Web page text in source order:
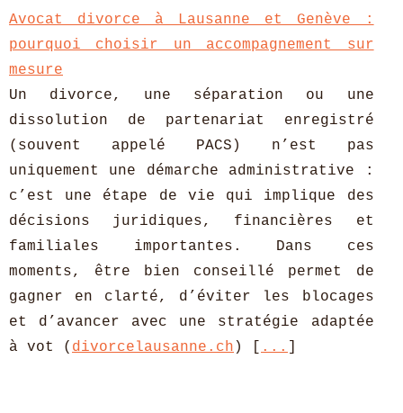
Avocat divorce à Lausanne et Genève :
pourquoi choisir un accompagnement sur
mesure
Un divorce, une séparation ou une
dissolution de partenariat enregistré
(souvent appelé PACS) n’est pas
uniquement une démarche administrative :
c’est une étape de vie qui implique des
décisions juridiques, financières et
familiales importantes. Dans ces
moments, être bien conseillé permet de
gagner en clarté, d’éviter les blocages
et d’avancer avec une stratégie adaptée
à vot ( divorcelausanne.ch ) [ ...